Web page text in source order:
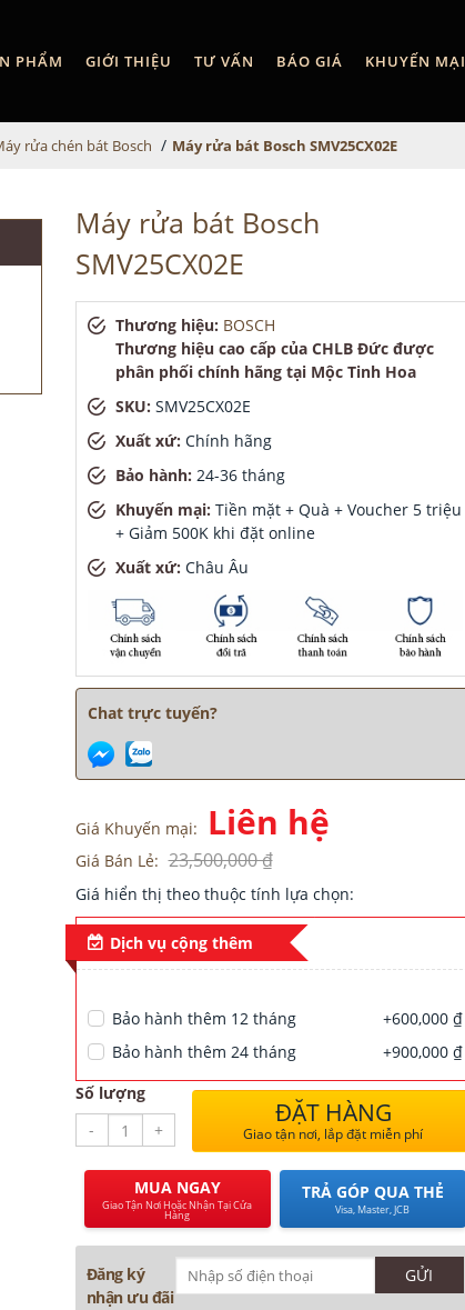
PHẨM GIỚI THIỆU TƯ VẤN BÁO GIÁ KHUYẾN MẠI
rửa chén bát Bosch / Máy rửa bát Bosch SMV25CX02E
Máy rửa bát Bosch
SMV25CX02E
Thương hiệu: BOSCH
Thương hiệu cao cấp của CHLB Đức được
phân phối chính hãng tại Mộc Tinh Hoa
SKU: SMV25CX02E
Xuất xứ: Chính hãng
Bảo hành: 24-36 tháng
Khuyến mại: Tiền mặt + Quà + Voucher 5 triệu
+ Giảm 500K khi đặt online
Xuất xứ: Châu Âu
Chat trực tuyến?
Giá Khuyến mại: Liên hệ
Giá Bán Lẻ: 23,500,000 ₫
Giá hiển thị theo thuộc tính lựa chọn:
Dịch vụ cộng thêm
Bảo hành thêm 12 tháng
+600,000 ₫
Bảo hành thêm 24 tháng
+900,000 ₫
Số lượng
-
+
ĐẶT HÀNG
Giao tận nơi, lắp đặt miễn phí
MUA NGAY
Giao Tận Nơi Hoặc Nhận Tại Cửa
Hàng
TRẢ GÓP QUA THẺ
Visa, Master, JCB
Đăng ký
nhận ưu đãi